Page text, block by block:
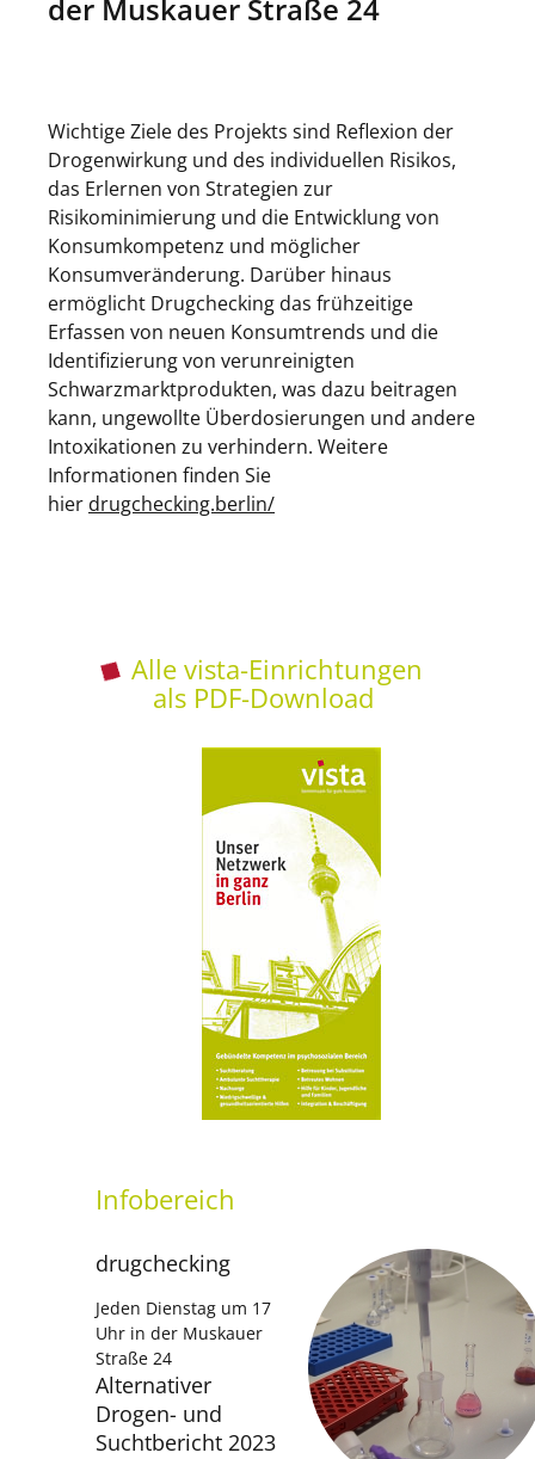
der Muskauer Straße 24
Wichtige Ziele des Projekts sind Reflexion der
Drogenwirkung und des individuellen Risikos,
das Erlernen von Strategien zur
Risikominimierung und die Entwicklung von
Konsumkompetenz und möglicher
Konsumveränderung. Darüber hinaus
ermöglicht Drugchecking das frühzeitige
Erfassen von neuen Konsumtrends und die
Identifizierung von verunreinigten
Schwarzmarktprodukten, was dazu beitragen
kann, ungewollte Überdosierungen und andere
Intoxikationen zu verhindern. Weitere
Informationen finden Sie
hier drugchecking.berlin/
Alle vista-Einrichtungen
als PDF-Download
Infobereich
drugchecking
Jeden Dienstag um 17
Uhr in der Muskauer
Straße 24
Alternativer
Drogen- und
Suchtbericht 2023